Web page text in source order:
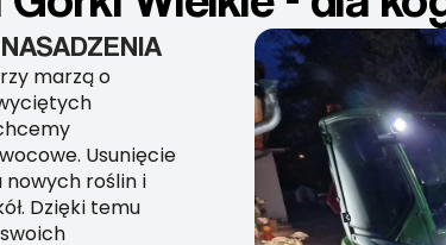
marzą o
Usunięcie
roślin i
Dzięki temu